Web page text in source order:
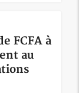
FCFA à
au